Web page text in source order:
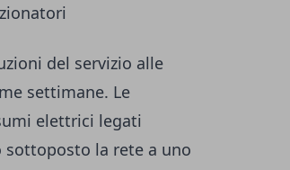
del servizio alle
settimane. Le
elettrici legati
sottoposto la rete a uno